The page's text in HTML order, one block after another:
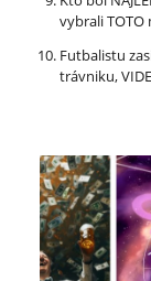
vybrali TOTO
Futbalistu
trávniku,